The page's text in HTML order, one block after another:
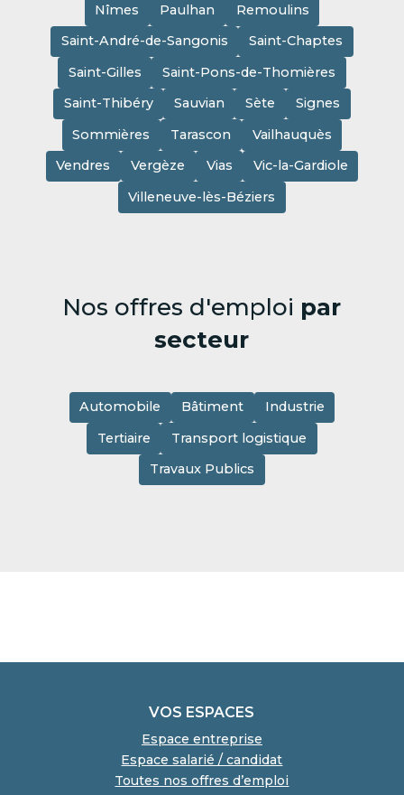
Nîmes
Paulhan
Remoulins
Saint-André-de-Sangonis
Saint-Chaptes
Saint-Gilles
Saint-Pons-de-Thomières
Saint-Thibéry
Sauvian Sète
Signes
Sommières
Tarascon
Vailhauquès
Vendres
Vergèze Vias
Vic-la-Gardiole
Villeneuve-lès-Béziers
Nos offres d'emploi par
secteur
Automobile Bâtiment
Industrie
Tertiaire
Transport logistique
Travaux Publics
VOS ESPACES
Espace entreprise
Espace salarié / candidat
Toutes nos offres d’emploi